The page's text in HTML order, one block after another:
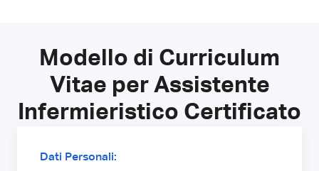
Modello di Curriculum
Vitae per Assistente
Infermieristico Certificato
Dati Personali: